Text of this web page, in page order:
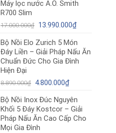
là:
tại
17.890.000₫.
Máy lọc nước A.O. Smith
R700 Slim
17.000.000₫ Giá
là:
17.000.000₫.
13.990.000₫Giá
tại
là:
13.990.000₫.
Bộ Nồi Elo Zurich 5 Món
Đáy Liền – Giải Pháp Nấu Ăn
Chuẩn Đức Cho Gia Đình
Hiện Đại
8.890.000₫ Giá
là:
8.890.000₫.
4.800.000₫Giá
tại
là:
4.800.000₫.
Bộ Nồi Inox Đúc Nguyên
Khối 5 Đáy Kostcor – Giải
Pháp Nấu Ăn Cao Cấp Cho
Mọi Gia Đình